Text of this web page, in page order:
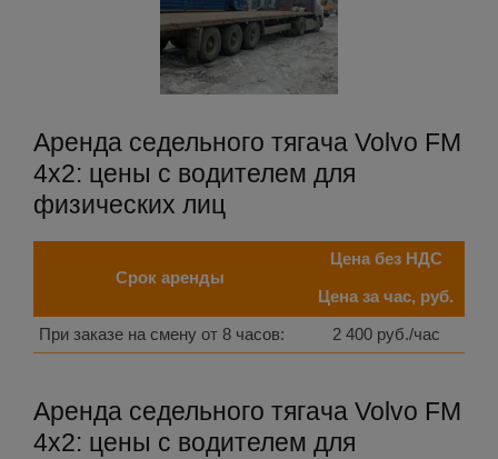
Аренда седельного тягача Volvo FM
4x2: цены с водителем для
физических лиц
Срок аренды
Цена без НДС
Цена за час, руб.
При заказе на смену от 8 часов:
2 400 руб./час
Аренда седельного тягача Volvo FM
4x2: цены с водителем для